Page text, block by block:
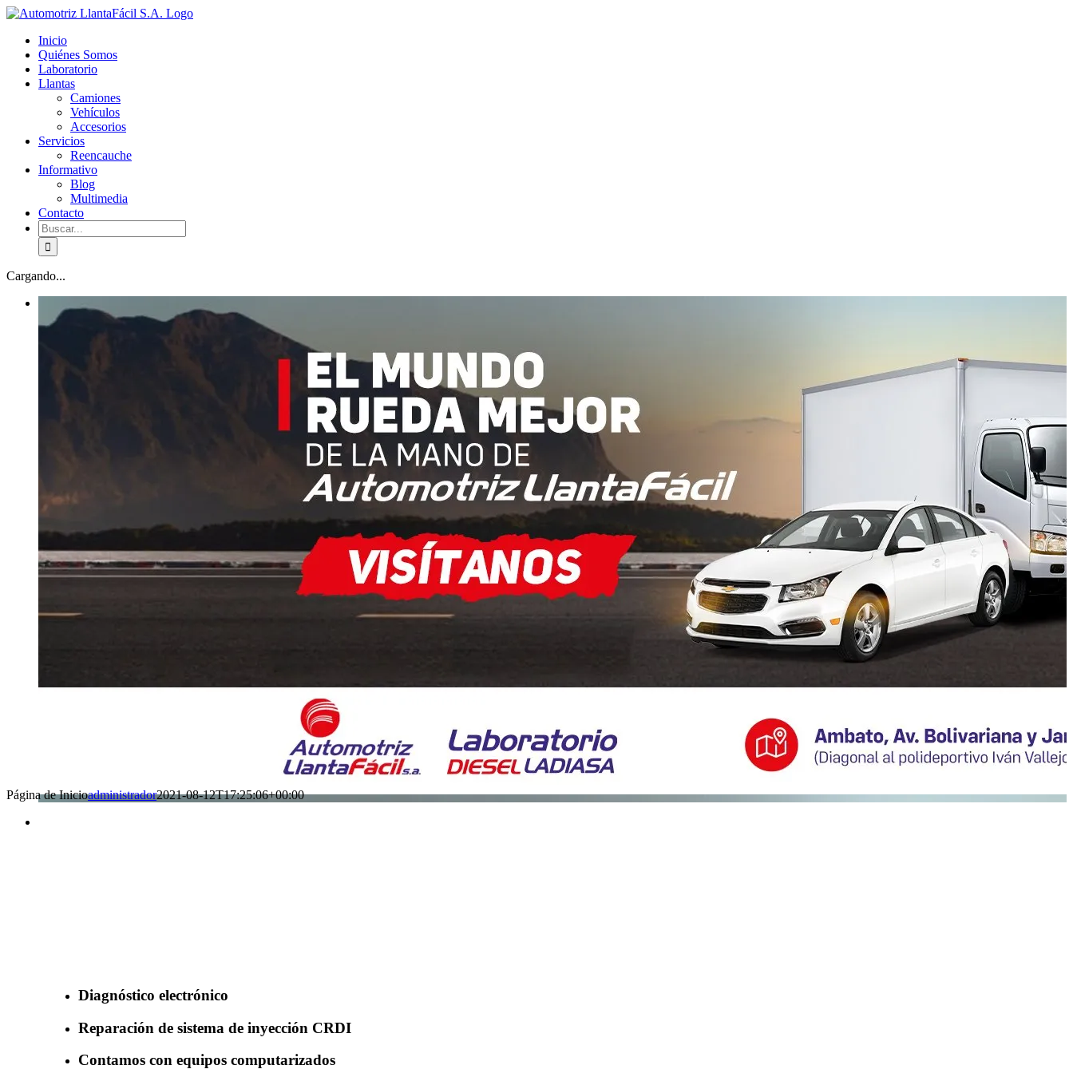
Skip
content
facebook
youtube
Inicio
Quiénes Somos
Laboratorio
Llantas
Camiones
Vehículos
Accesorios
Servicios
Reencauche
Informativo
Blog
Multimedia
Contacto
Buscar:
Cargando...
Página de Inicioadministrador2021-08-12T17:25:06+00:00
Diagnóstico electrónico
Reparación de sistema de inyección CRDI
Contamos con equipos computarizados